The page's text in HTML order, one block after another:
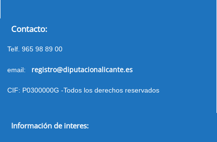
Contacto:
Telf. 965 98 89 00
email: registro@diputacionalicante.es
CIF: P0300000G -Todos los derechos reservados
Información de interes: